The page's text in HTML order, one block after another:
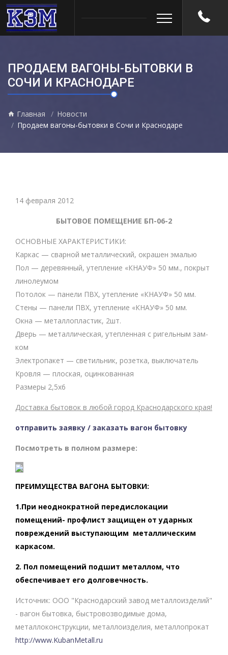
ПРОДАЕМ ВАГОНЫ-БЫТОВКИ В
СОЧИ И КРАСНОДАРЕ
Главная
Новости
Продаем вагоны-бытовки в Сочи и Краснодаре
14 февраля 2012
БЫТОВОЕ ПОМЕЩЕНИЕ БП-06-2
ОСНОВНЫЕ ХАРАКТЕРИСТИКИ:
Каркас — сварной металлический, окрашен эмалью
Пол — деревянный, утепление «КНАУФ» 50 мм., покрыт
линолеумом
Потолок — панели ПВХ, утепление «КНАУФ» 50 мм.
Стены — панели ПВХ, утепление «КНАУФ» 50 мм.
Окна — металлопластик, 2шт.
Дверь — металлическая, утепленная с ригельным зам­
ком
Электропакет — светильник, розетка, выключатель
Кровля — плоская, оцинкованная
Размеры 2,5x6
Доставка бытовок в любой город Краснодарского края!
отправить заявку / заказать вагон бытовку
Посмотреть в полном размере:
ПРЕИМУЩЕСТВА ВАГОНА БЫТОВКИ:
1.При неоднократной передислокации
помещений- профлист защищен от ударных
повреждений выступающим металлическим
каркасом.
2. Пол помещений подшит металлом, что
обеспечивает его долговечность.
Источник: ООО "Краснодарский завод металлоизделий"
- вагон бытовка, быстровозводимые дома,
металлоконструкции, металлоизделия, металлопрокат
http://www.KubanMetall.ru